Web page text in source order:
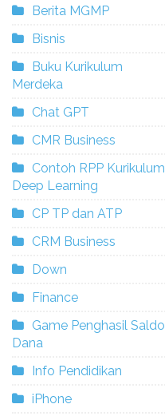
Berita MGMP
Bisnis
Buku Kurikulum
Merdeka
Chat GPT
CMR Business
Contoh RPP Kurikulum
Deep Learning
CP TP dan ATP
CRM Business
Down
Finance
Game Penghasil Saldo
Dana
Info Pendidikan
iPhone